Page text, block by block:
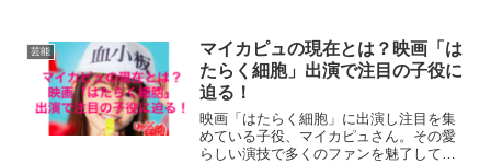
作品は、いったいどんな作品で作者は誰
でしょうか？ということで...
芸能
マイカピュの現在とは？映画「は
たらく細胞」出演で注目の子役に
迫る！
映画「はたらく細胞」に出演し注目を集
めている子役、マイカピュさん。その愛
らしい演技で多くのファンを魅了してい